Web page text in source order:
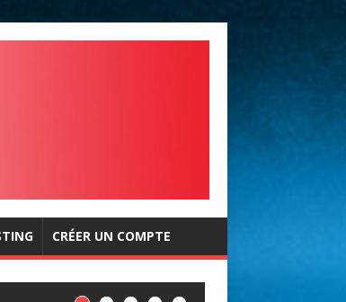
CRÉER UN COMPTE